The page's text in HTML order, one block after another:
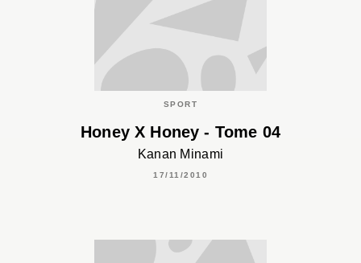
SPORT
Honey X Honey - Tome 04
Kanan Minami
17/11/2010